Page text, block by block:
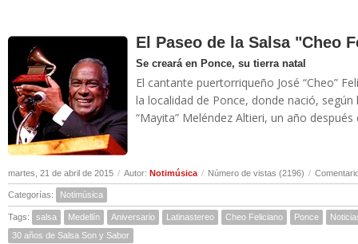
El Paseo de la Salsa "Cheo
Se creará en Ponce, su tierra natal
El cantante puertorriqueño José “Cheo”
la localidad de Ponce, donde nació,
“Mayita” Meléndez Altieri, un año después
martes, 21 de abril de 2015 / Autor: Notimúsica / Número de vistas (2196) /
Categorías: Notimúsica
Tags: salsa Medellín Aniversario Latinastereo Cheo Feliciano Ponce
30 años de Salsa Son y Sabor